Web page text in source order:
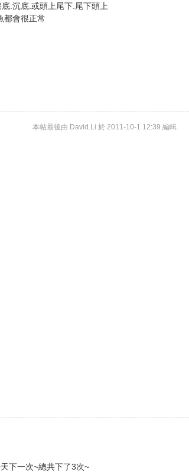
.沉底.或頭上尾下.尾下頭上
都會很正常
本帖最後由 David.Li 於 2011-10-1 12:39 編輯
下一次~總共下了3次~